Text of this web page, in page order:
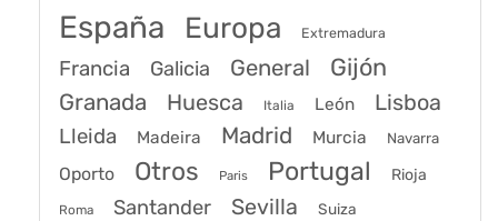
España Europa Extremadura
Francia Galicia General Gijón
Granada Huesca Italia León Lisboa
Lleida Madeira Madrid Murcia Navarra
Oporto Otros Paris Portugal Rioja
Roma Santander Sevilla Suiza